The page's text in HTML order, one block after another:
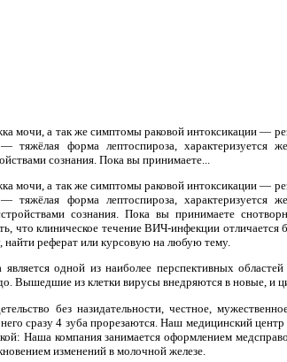
мочи, а так же симптомы раковой интоксикации —
форма лептоспироза, характеризуется
сознания. Пока вы принимаете...
мочи, а так же симптомы раковой интоксикации —
форма лептоспироза, характеризуется
сознания. Пока вы принимаете
что клиническое течение ВИЧ-инфекции
найти реферат или курсовую на любую тему.
является одной из наиболее перспективных
Вышедшие из клетки вирусы внедряются в новые, и
без назидательности, честное,
сразу 4 зуба прорезаются. Наш медицинский
Наша компания занимается оформлением
изменений в молочной железе.